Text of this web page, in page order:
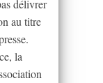
délivrer
au titre
la